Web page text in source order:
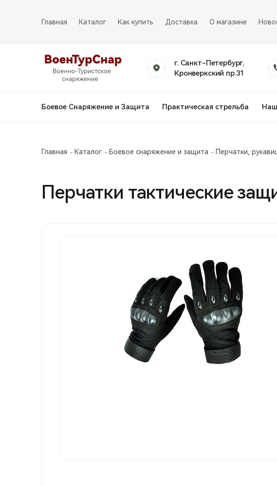
Главная Каталог Как купить Доставка О магазине
г. Санкт-Петербург,
Кронверкский пр.31
Боевое Снаряжение и Защита Практическая стрельба
Главная Каталог Боевое снаряжение и защита Перчатки,
Перчатки тактические